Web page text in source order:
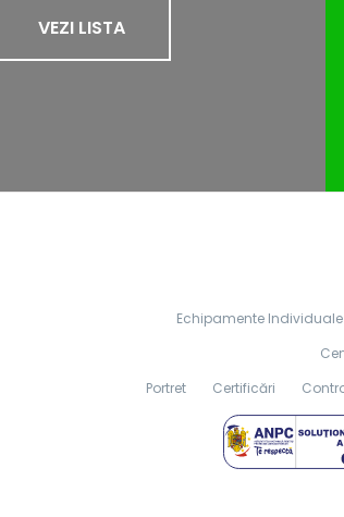
VEZI LISTA
Echipamente Individuale
Portret
Certificări